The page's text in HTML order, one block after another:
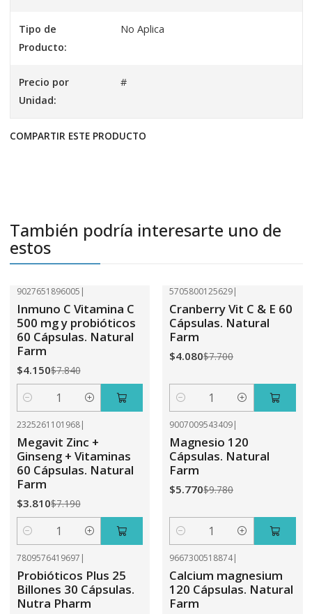
Tipo de
Producto:
No Aplica
Precio por
Unidad:
#
COMPARTIR ESTE PRODUCTO
También podría interesarte uno de
estos
9027651896005 |
Inmuno C Vitamina C
500 mg y probióticos
60 Cápsulas. Natural
Farm
$4.150$7.840
Cantidad
5705800125629|
Cranberry Vit C & E 60
Cápsulas. Natural
Farm
$4.080$7.700
Cantidad
2325261101968|
Megavit Zinc +
Ginseng + Vitaminas
60 Cápsulas. Natural
Farm
$3.810$7.190
Cantidad
9007009543409|
Magnesio 120
Cápsulas. Natural
Farm
$5.770$9.780
Cantidad
7809576419697 |
Probióticos Plus 25
Billones 30 Cápsulas.
Nutra Pharm
9667300518874|
Calcium magnesium
120 Cápsulas. Natural
Farm